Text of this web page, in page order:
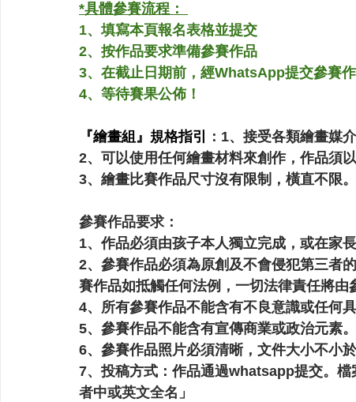
*具體參賽流程：
1、填寫本頁報名表格並提交
2、按作品要求準備參賽作品
3、在截止日期前，經WhatsApp提交參賽
4、等待賽果公佈！
『繪畫組』規格指引 ： 1、接受各類繪畫媒
2、可以使用任何繪畫材料來創作，作品須以
3、繪畫比賽作品尺寸沒有限制，橫直不限。
參賽作品要求：
1、作品必須由孩子本人獨立完成，或在家
2、參賽作品必須為原創及不會侵犯第三者
賽作品如抵觸任何法例，一切法律責任將由
4、所有參賽作品不能含有不良意識或任何
5、參賽作品不能含有宣傳商業或政治元素。
6、參賽作品照片必須清晰，文件大小不小於
7、投稿方式：作品通過whatsapp提交。 檔
者中或英文全名」